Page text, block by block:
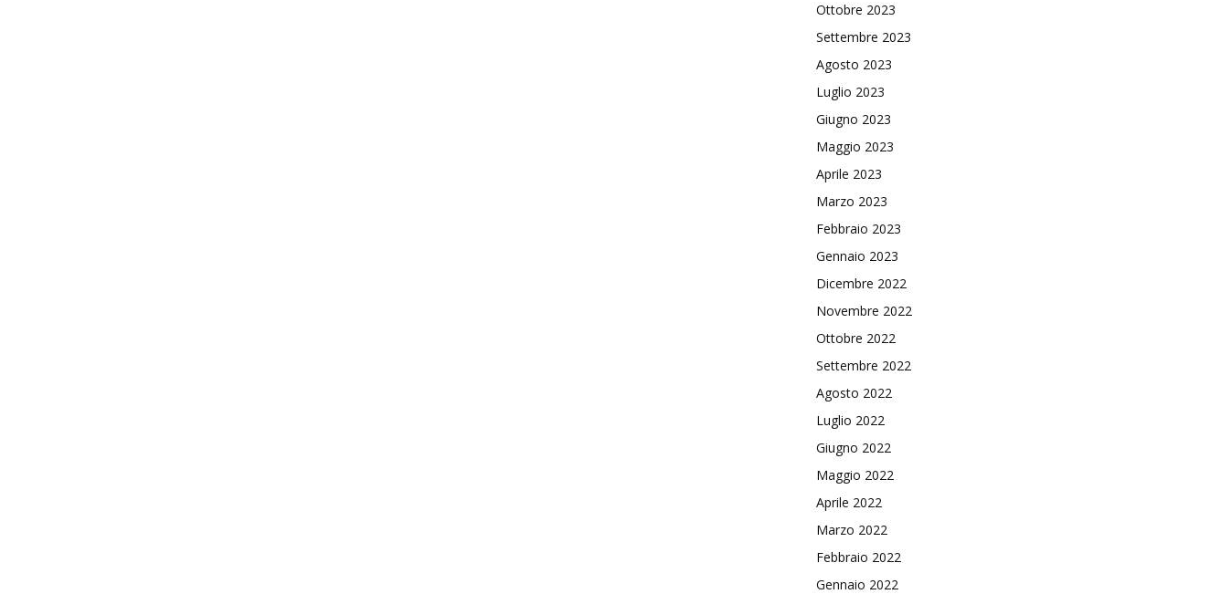
Ottobre 2023
Settembre 2023
Agosto 2023
Luglio 2023
Giugno 2023
Maggio 2023
Aprile 2023
Marzo 2023
Febbraio 2023
Gennaio 2023
Dicembre 2022
Novembre 2022
Ottobre 2022
Settembre 2022
Agosto 2022
Luglio 2022
Giugno 2022
Maggio 2022
Aprile 2022
Marzo 2022
Febbraio 2022
Gennaio 2022